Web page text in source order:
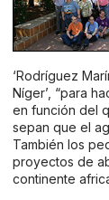
‘Rodríguez
Níger’, “para
en función del
sepan que el
También los
proyectos de
continente